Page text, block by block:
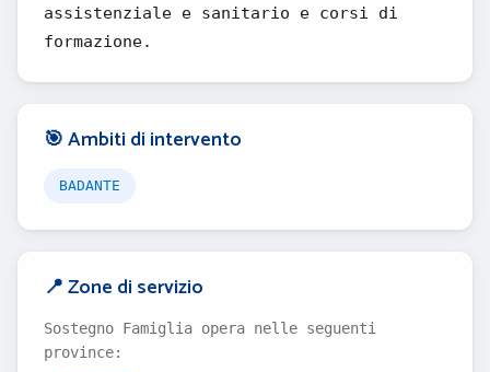
assistenziale e sanitario e corsi di
formazione.
🎯 Ambiti di intervento
BADANTE
📍 Zone di servizio
Sostegno Famiglia opera nelle seguenti
province: